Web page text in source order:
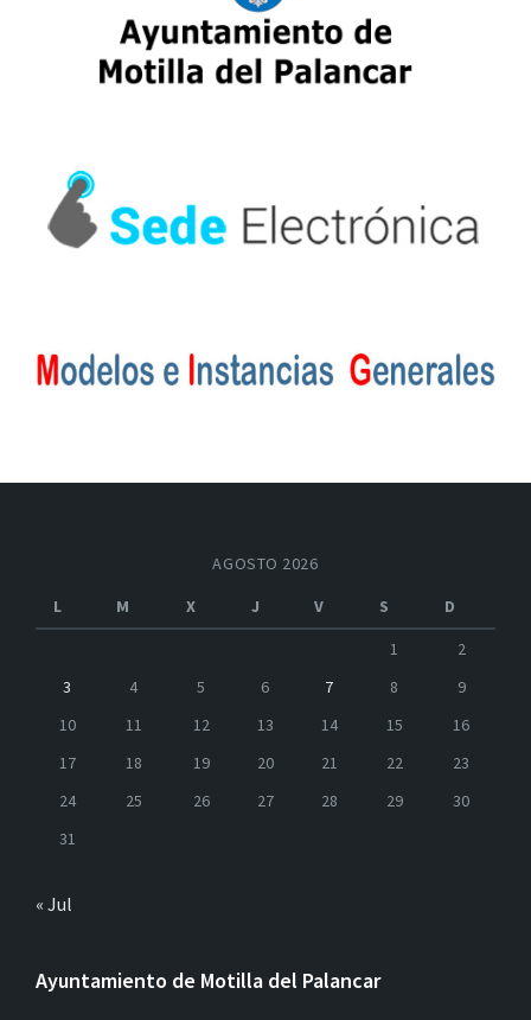
AGOSTO 2026
L
M X J V S
D
1
2
3
4 5 6 7 8
9
10
11 12 13 14 15
16
17
18 19 20 21 22
23
24
25 26 27 28 29
30
31
« Jul
Ayuntamiento de Motilla del Palancar